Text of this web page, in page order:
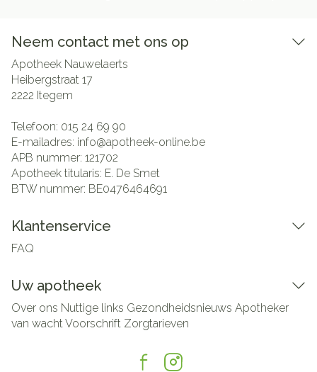
Neem contact met ons op
Apotheek Nauwelaerts
Heibergstraat 17
2222 Itegem
Telefoon: 015 24 69 90
E-mailadres: info@apotheek-online.be
APB nummer: 121702
Apotheek titularis: E. De Smet
BTW nummer: BE0476464691
Klantenservice
FAQ
Uw apotheek
Over ons Nuttige links Gezondheidsnieuws Apotheker
van wachtVoorschrift Zorgtarieven